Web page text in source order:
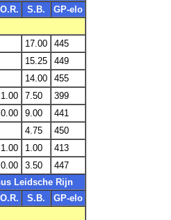
O.R. S.B.
GP-elo
17.00
445
15.25
449
14.00
455
1.00 7.50
399
0.00 9.00
441
4.75
450
1.00 1.00
413
0.00 3.50
447
Leidsche Rijn
O.R. S.B.
GP-elo